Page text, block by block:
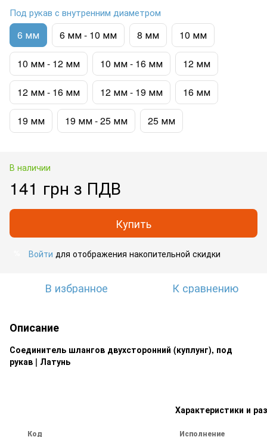
Под рукав с внутренним диаметром
6 мм 6 мм - 10 мм 8 мм 10 мм
10 мм - 12 мм 10 мм - 16 мм 12 мм
12 мм - 16 мм 12 мм - 19 мм 16 мм
19 мм 19 мм - 25 мм 25 мм
В наличии
141 грн з ПДВ
Купить
Войти для отображения накопительной скидки
В избранное К сравнению
Описание
Соединитель шлангов двухсторонний (куплунг), под
рукав | Латунь
Характеристики и
Код Исполнение